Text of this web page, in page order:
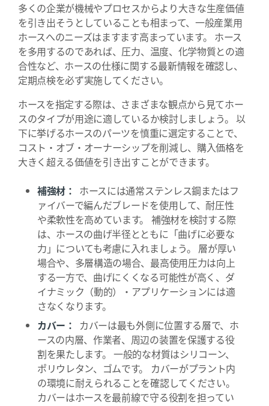
多くの企業が機械やプロセスからより大きな生産価値
を引き出そうとしていることも相まって、一般産業用
ホースへのニーズはますます高まっています。 ホース
を多用するのであれば、圧力、温度、化学物質との適
合性など、ホースの仕様に関する最新情報を確認し、
定期点検を必ず実施してください。
ホースを指定する際は、さまざまな観点から見てホー
スのタイプが用途に適しているか検討しましょう。 以
下に挙げるホースのパーツを慎重に選定することで、
コスト・オブ・オーナーシップを削減し、購入価格を
大きく超える価値を引き出すことができます。
補強材： ホースには通常ステンレス鋼またはフ
ァイバーで編んだブレードを使用して、耐圧性
や柔軟性を高めています。 補強材を検討する際
は、ホースの曲げ半径とともに「曲げに必要な
力」についても考慮に入れましょう。 層が厚い
場合や、多層構造の場合、最高使用圧力は向上
する一方で、曲げにくくなる可能性が高く、ダ
イナミック（動的）・アプリケーションには適
さなくなります。
カバー：
カバーは最も外側に位置する層で、ホ
ースの内層、作業者、周辺の装置を保護する役
割を果たします。 一般的な材質はシリコーン、
ポリウレタン、ゴムです。 カバーがプラント内
の環境に耐えられることを確認してください。
カバーはホースを最前線で守る役割を担ってい